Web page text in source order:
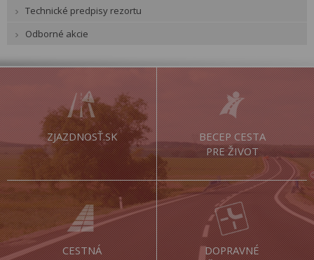
Technické predpisy rezortu
Odborné akcie
ZJAZDNOSŤ.SK
BECEP CESTA
PRE ŽIVOT
CESTNÁ
DOPRAVNÉ